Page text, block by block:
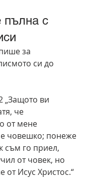
пълна с
за
си до
„Защото ви
че
от мене
е човешко; понеже
съм го приел,
от човек, но
от Исус Христос.“